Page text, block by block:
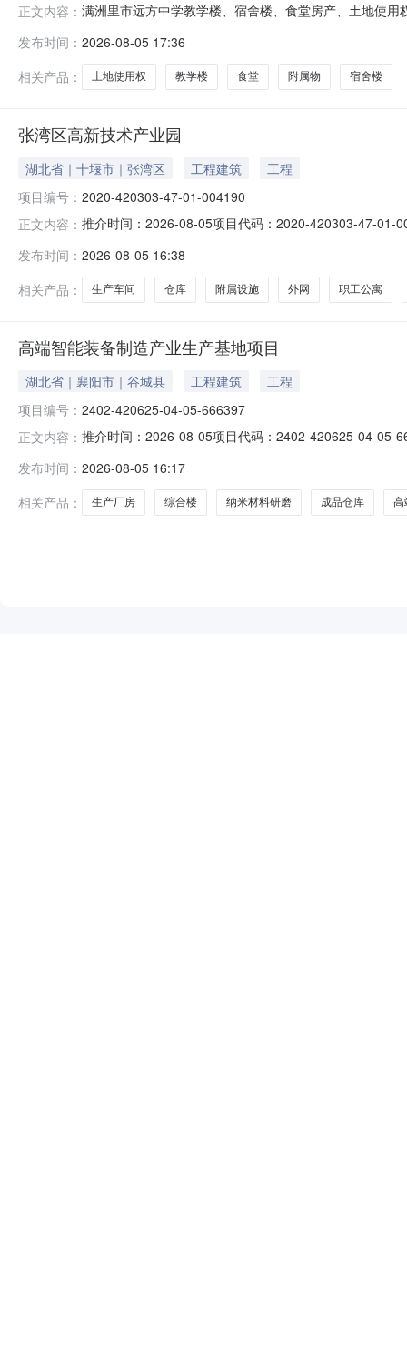
正文内容： 满洲里市远方中学教学楼、宿舍楼、食堂房产、土地使
方中学食堂；4、满洲里市南区阜城街南道口路东外环路
依据司法裁定法院执行案号（202
发布时间： 2026-08-05 17:36
相关产品：
土地使用权 教学楼 食堂 附属物 宿舍楼
张湾区高新技术产业园
湖北省｜十堰市｜张湾区 工程建筑
工程
项目编号： 2020-420303-47-01-004190
正文内容： 推介时间：2026-08-05项目代码：2020-420303-47-01-
金（万元）：100000所属行业：城建审核备类型：审批
发布时间： 2026-08-05 16:38
相关产品：
生产车间 仓库 附属设施 外网 职工公寓
高端智能装备制造产业生产基地项目
湖北省｜襄阳市｜谷城县 工程建筑
工程
项目编号： 2402-420625-04-05-666397
正文内容： 推介时间：2026-08-05项目代码：2402-420625-04-05-
库、综合楼、技术研发楼、食堂等公辅设施。总投资（
发布时间： 2026-08-05 16:17
相关产品：
生产厂房 综合楼 纳米材料研磨 成品仓库 高